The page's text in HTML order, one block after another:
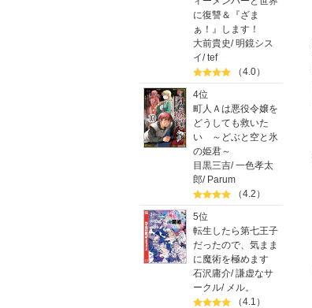
に復讐＆『ざま
ぁ！』します！
大前貴史/明鏡シス
イ/tef
（4.0）
4位
町人Ａは悪役令嬢を
どうしても救いた
い ～どぶと空と氷
の姫君～
目黒三吉/一色孝太
郎/ Parum
（4.2）
5位
転生したら第七王子
だったので、気まま
に魔術を極めます
石沢庸介/謙虚なサ
ークル/ メル。
（4.1）